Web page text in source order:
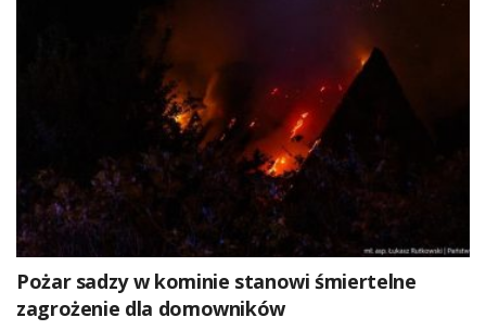
Pożar sadzy w kominie stanowi śmiertelne
zagrożenie dla domowników